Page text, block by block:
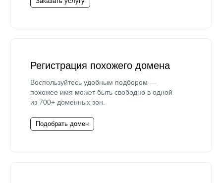
Регистрация похожего домена
Воспользуйтесь удобным подбором —
похожее имя может быть свободно в одной
из 700+ доменных зон.
Подобрать домен